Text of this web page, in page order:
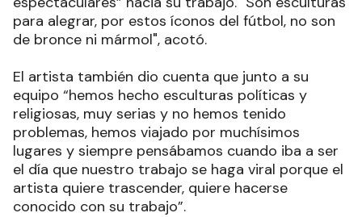
para alegrar, por estos íconos del fútbol, no son
de bronce ni mármol", acotó.
El artista también dio cuenta que junto a su
equipo “hemos hecho esculturas políticas y
religiosas, muy serias y no hemos tenido
problemas, hemos viajado por muchísimos
lugares y siempre pensábamos cuando iba a ser
el día que nuestro trabajo se haga viral porque el
artista quiere trascender, quiere hacerse
conocido con su trabajo”.